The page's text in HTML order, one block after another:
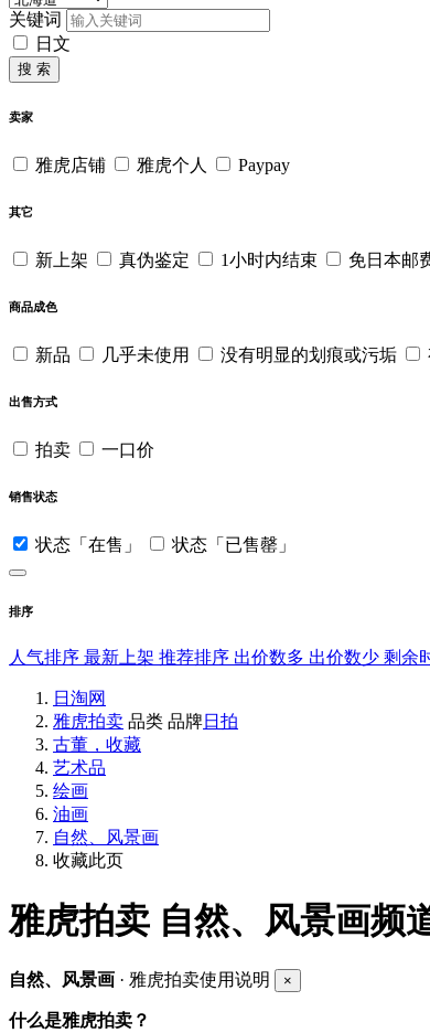
关键词
日文
搜 索
卖家
雅虎店铺 雅虎个人 Paypay
其它
新上架 真伪鉴定 1小时内结束 免日本邮
商品成色
新品 几乎未使用 没有明显的划痕或污垢
出售方式
拍卖 一口价
销售状态
状态「在售」 状态「已售罄」
排序
人气排序 最新上架 推荐排序 出价数多 出价数少 剩余
日淘网
雅虎拍卖 品类 品牌日拍
古董，收藏
艺术品
绘画
油画
自然、风景画
收藏此页
雅虎拍卖 自然、风景画频
自然、风景画 · 雅虎拍卖使用说明 ×
什么是雅虎拍卖？